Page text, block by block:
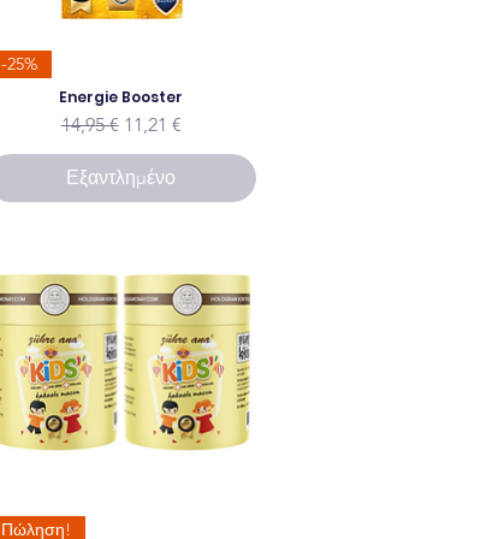
-25%
Energie Booster
Κανονική τιμή
14,95 € Τιμή Έκπτωσης
11,21 €
Εξαντλημένο
Πώληση!